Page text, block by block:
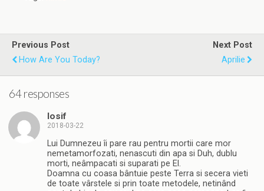
Previous Post
How Are You Today?
Next Post
Aprilie
64 responses
Iosif
2018-03-22
Lui Dumnezeu îi pare rau pentru mortii care mor
nemetamorfozati, nenascuti din apa si Duh, dublu
morti, neâmpacati si suparati pe El.
Doamna cu coasa bântuie peste Terra si secera vieti
de toate vârstele si prin toate metodele, netinând